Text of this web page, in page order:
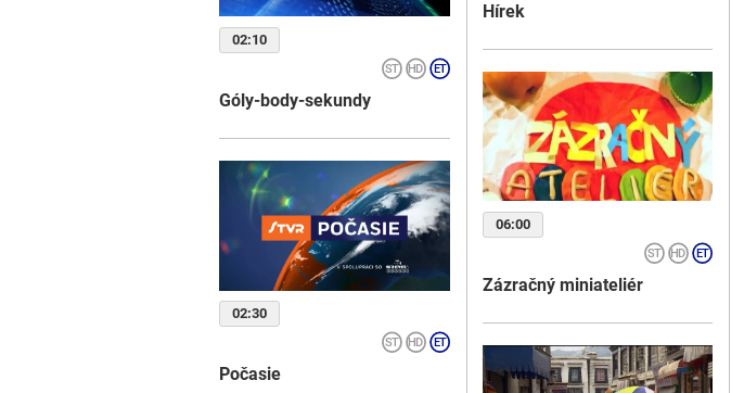
02:10
Góly-body-sekundy
02:30
Počasie
Hírek
06:00
Zázračný miniateliér